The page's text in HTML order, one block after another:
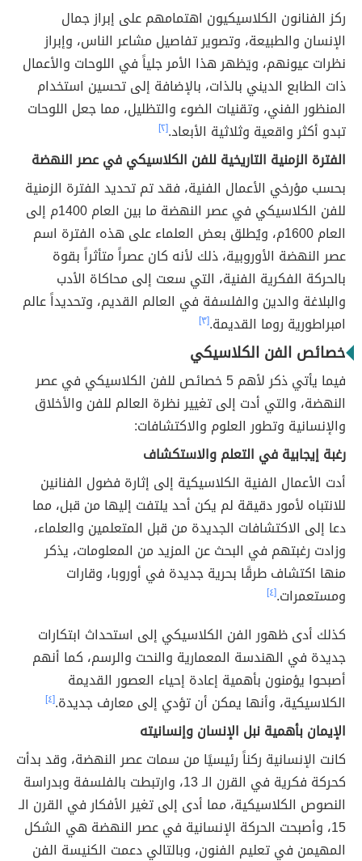
ركز الفنانون الكلاسيكيون اهتمامهم على إبراز جمال
الإنسان والطبيعة، وتصوير تفاصيل مشاعر الناس، وإبراز
نظرات عيونهم، ويَظهر هذا الأمر جلياً في اللوحات والأعمال
ذات الطابع الديني بالذات، بالإضافة إلى تحسين استخدام
المنظور الفني، وتقنيات الضوء والتظليل، مما جعل اللوحات
تبدو أكثر واقعية وثلاثية الأبعاد.[٢]
الفترة الزمنية التاريخية للفن الكلاسيكي في عصر النهضة
بحسب مؤرخي الأعمال الفنية، فقد تم تحديد الفترة الزمنية
للفن الكلاسيكي في عصر النهضة ما بين العام 1400م إلى
العام 1600م، ويُطلق بعض العلماء على هذه الفترة اسم
عصر النهضة الأوروبية، ذلك لأنه كان عصراً متأثراً بقوة
بالحركة الفكرية الفنية، التي سعت إلى محاكاة الأدب
والبلاغة والدين والفلسفة في العالم القديم، وتحديداً عالم
امبراطورية روما القديمة.[٣]
خصائص الفن الكلاسيكي
فيما يأتي ذكر لأهم 5 خصائص للفن الكلاسيكي في عصر
النهضة، والتي أدت إلى تغيير نظرة العالم للفن والأخلاق
والإنسانية وتطور العلوم والاكتشافات:
رغبة إيجابية في التعلم والاستكشاف
أدت الأعمال الفنية الكلاسيكية إلى إثارة فضول الفنانين
للانتباه لأمور دقيقة لم يكن أحد يلتفت إليها من قبل، مما
دعا إلى الاكتشافات الجديدة من قبل المتعلمين والعلماء،
وزادت رغبتهم في البحث عن المزيد من المعلومات، يذكر
منها اكتشاف طرقًا بحرية جديدة في أوروبا، وقارات
ومستعمرات.[٤]
كذلك أدى ظهور الفن الكلاسيكي إلى استحداث ابتكارات
جديدة في الهندسة المعمارية والنحت والرسم، كما أنهم
أصبحوا يؤمنون بأهمية إعادة إحياء العصور القديمة
الكلاسيكية، وأنها يمكن أن تؤدي إلى معارف جديدة.[٤]
الإيمان بأهمية نبل الإنسان وإنسانيته
كانت الإنسانية ركناً رئيسيًا من سمات عصر النهضة، وقد بدأت
كحركة فكرية في القرن الـ 13، وارتبطت بالفلسفة وبدراسة
النصوص الكلاسيكية، مما أدى إلى تغير الأفكار في القرن الـ
15، وأصبحت الحركة الإنسانية في عصر النهضة هي الشكل
المهيمن في تعليم الفنون، وبالتالي دعمت الكنيسة الفن